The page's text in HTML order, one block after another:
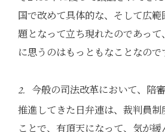
国で改めて具体的な、そして広
題となって立ち現れたのであっ
に思うのはもっともなことなので
2. 今般の司法改革において、陪
推進してきた日弁連は、裁判員
ことで、有頂天になって、気が